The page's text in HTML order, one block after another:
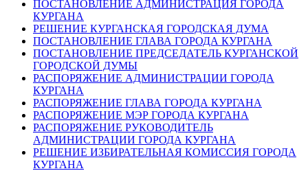
ПОСТАНОВЛЕНИЕ АДМИНИСТРАЦИЯ ГОРОДА
КУРГАНА
РЕШЕНИЕ КУРГАНСКАЯ ГОРОДСКАЯ ДУМА
ПОСТАНОВЛЕНИЕ ГЛАВА ГОРОДА КУРГАНА
ПОСТАНОВЛЕНИЕ ПРЕДСЕДАТЕЛЬ КУРГАНСКОЙ
ГОРОДСКОЙ ДУМЫ
РАСПОРЯЖЕНИЕ АДМИНИСТРАЦИИ ГОРОДА
КУРГАНА
РАСПОРЯЖЕНИЕ ГЛАВА ГОРОДА КУРГАНА
РАСПОРЯЖЕНИЕ МЭР ГОРОДА КУРГАНА
РАСПОРЯЖЕНИЕ РУКОВОДИТЕЛЬ
АДМИНИСТРАЦИИ ГОРОДА КУРГАНА
РЕШЕНИЕ ИЗБИРАТЕЛЬНАЯ КОМИССИЯ ГОРОДА
КУРГАНА